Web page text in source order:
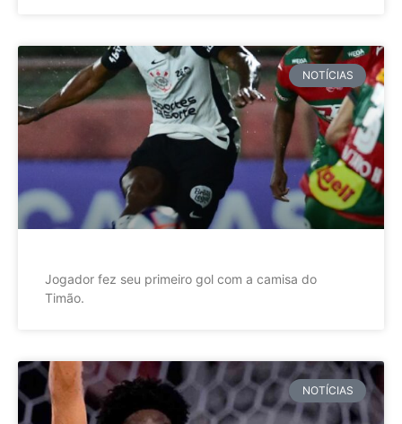
NOTÍCIAS
Jogador fez seu primeiro gol com a camisa do
Timão.
NOTÍCIAS